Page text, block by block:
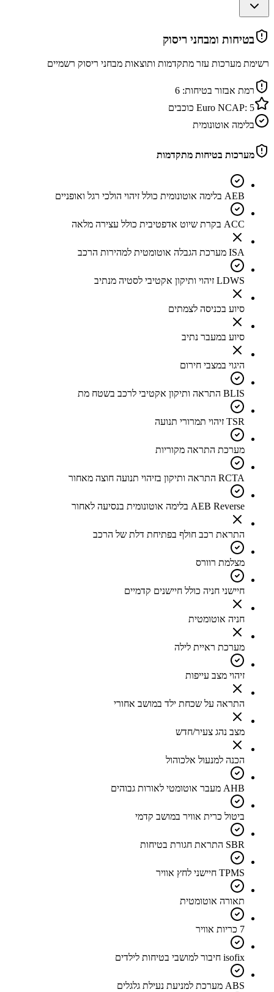
בטיחות ומבחני ריסוק
רשימת מערכות עזר מתקדמות ותוצאות מבחני ריסוק רשמיים
רמת אבזור בטיחות: 6
Euro NCAP: 5
כוכבים
בלימה אוטונומית
מערכות בטיחות מתקדמות
AEB בלימה אוטונומית כולל זיהוי הולכי רגל ואופניים
ACC בקרת שיוט אדפטיבית כולל עצירה מלאה
ISA מערכת הגבלה אוטומטית למהירות הרכב
LDWS זיהוי ותיקון אקטיבי לסטיה מנתיב
סיוע בכניסה לצמתים
סיוע במעבר נתיב
היגוי במצבי חירום
BLIS התראה ותיקון אקטיבי לרכב בשטח מת
TSR זיהוי תמרורי תנועה
מערכת התראה מקוריות
RCTA התראה ותיקון בזיהוי תנועה חוצה מאחור
AEB Reverse בלימה אוטונומית בנסיעה לאחור
התראת רכב חולף בפתיחת דלת של הרכב
מצלמת רוורס
חיישני חניה כולל חיישנים קדמיים
חניה אוטומטית
מערכת ראיית לילה
זיהוי מצב עייפות
התראה על שכחת ילד במושב אחורי
מצב נהג צעיר/חדש
הכנה למנעול אלכוהול
AHB מעבר אוטומטי לאורות גבוהים
ביטול כרית אוויר במושב קדמי
SBR התראת חגורת בטיחות
TPMS חיישני לחץ אוויר
תאורה אוטומטית
7 כריות אוויר
isofix חיבור למושבי בטיחות לילדים
ABS מערכת למניעת נעילת גלגלים